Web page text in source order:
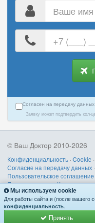
Согласен на передачу данных
Заявку может подтвердить кол-
© Ваш Доктор 2010-2026
Конфиденциальность · Cookie ·
Согласие на передачу данных ·
Пользовательское соглашение
Правила записи·Контакты
О нас/как работает/поиск по
симптомам
Имеются противопоказания.
Мы используем cookie
Для работы сайта и (после вашего
конфиденциальность.
Принять